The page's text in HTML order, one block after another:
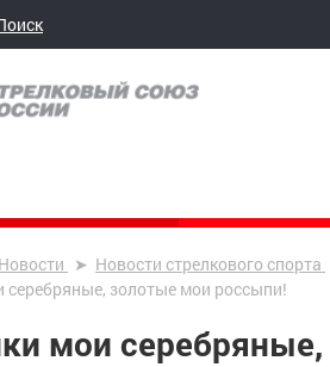
Новости Новости стрелкового спорта
серебряные, золотые мои россыпи!
мои